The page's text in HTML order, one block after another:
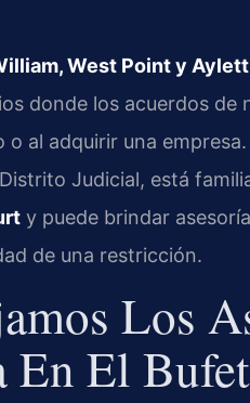
West Point y Aylett
donde los acuerdos
o al adquirir una
Judicial, está
y puede brindar
de una restricción.
Los
En El